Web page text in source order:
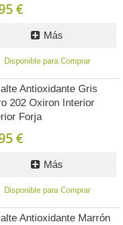
€
Más
Disponible para Comprar
Antioxidante Gris
202 Oxiron Interior
Forja
€
Más
Disponible para Comprar
Antioxidante Marrón